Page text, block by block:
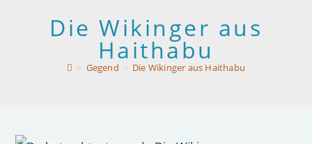
Die Wikinger aus
Haithabu
> Gegend > Die Wikinger aus Haithabu